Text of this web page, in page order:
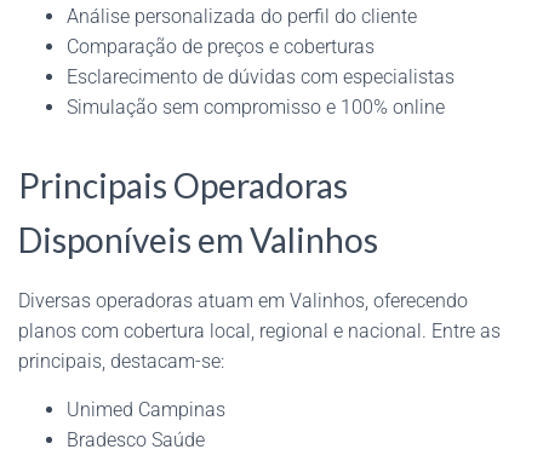
Análise personalizada do perfil do cliente
Comparação de preços e coberturas
Esclarecimento de dúvidas com especialistas
Simulação sem compromisso e 100% online
Principais Operadoras
Disponíveis em Valinhos
Diversas operadoras atuam em Valinhos, oferecendo
planos com cobertura local, regional e nacional. Entre as
principais, destacam-se:
Unimed Campinas
Bradesco Saúde